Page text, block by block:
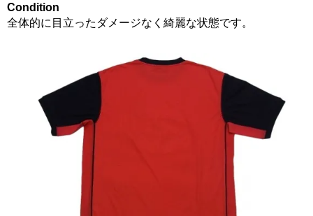
Condition
全体的に目立ったダメージなく綺麗な状態です。